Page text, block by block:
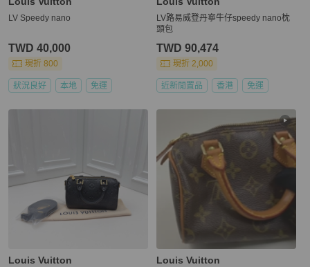
LV Speedy nano
TWD 40,000
現折 800
狀況良好 本地 免運
LV路易威登丹寧牛仔speedy nano枕
頭包
TWD 90,474
現折 2,000
近新閒置品 香港 免運
Louis Vuitton Louis Vuitton